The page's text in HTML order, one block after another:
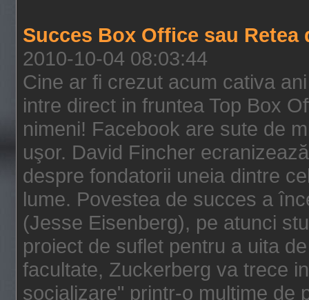
Succes Box Office sau Retea
2010-10-04 08:03:44
Cine ar fi crezut acum cativa
intre direct in fruntea Top Box
nimeni! Facebook are sute de
uşor. David Fincher
despre fondatorii uneia dintre
lume. Povestea de succes a
(Jesse Eisenberg), pe atunci
proiect de suflet pentru a uita
facultate, Zuckerberg va trece
socializare" printr-o mulţime de